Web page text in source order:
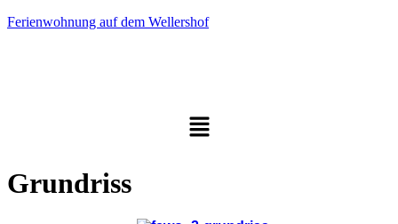
Ferienwohnung auf dem Wellershof
Menü
Grundriss